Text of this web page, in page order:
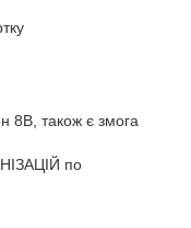
8В, також є змога
по